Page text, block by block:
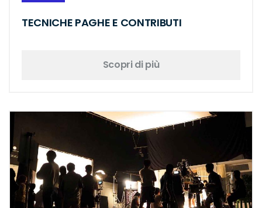
TECNICHE PAGHE E CONTRIBUTI
Scopri di più